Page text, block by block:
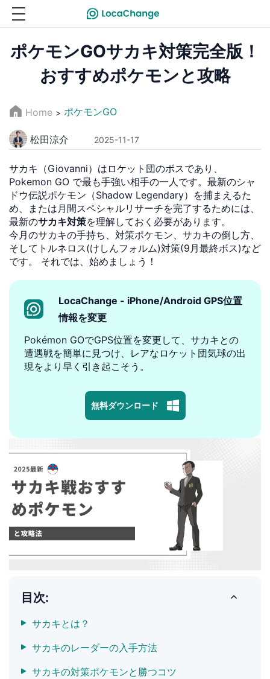
ポケモンGOサカキ対策完全版！
おすすめポケモンと攻略
Home > ポケモンGO
松田涼介 2025-11-17
サカキ（Giovanni）はロケット団のボスであり、
Pokemon GO で最も手強い相手の一人です。最新のシャ
ドウ伝説ポケモン（Shadow Legendary）を捕まえるた
め、または月間スペシャルリサーチを完了するためには、
最新のサカキ対策を理解しておく必要があります。
今月のサカキの手持ち、対策ポケモン、サカキの倒し方、
そしてトルネロス(けしんフォルム)対策(9月最終ボス)など
です。 それでは、始めましょう！
LocaChange - iPhone/Android GPS位置
情報を変更
Pokémon GOでGPS位置を変更して、サカキとの
遭遇戦を簡単に見つけ、レアなロケット団気球の出
現をより早く引き起こそう。
無料ダウンロード
目次:
サカキとは？
サカキのレーダーの入手方法
サカキの対策ポケモンと勝つコツ